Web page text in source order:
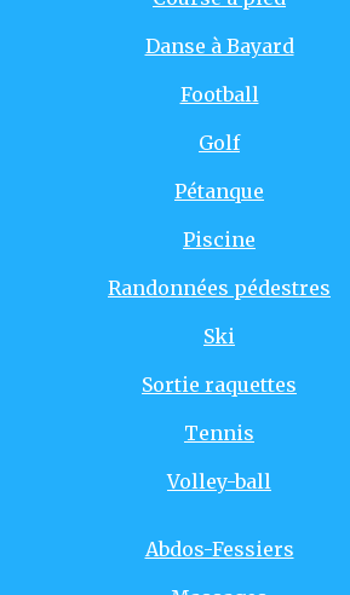
Danse à Bayard
Football
Golf
Pétanque
Piscine
Randonnées pédestres
Ski
Sortie raquettes
Tennis
Volley-ball
Abdos-Fessiers